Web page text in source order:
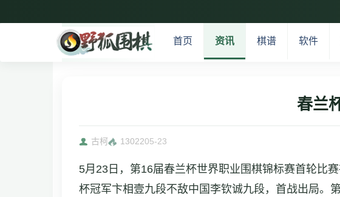
首页 资讯 棋谱 软件
春兰
古柯 1302205-23
5月23日，第16届春兰杯世界职业围棋锦标赛首轮比
杯冠军卞相壹九段不敌中国李钦诚九段，首战出局。